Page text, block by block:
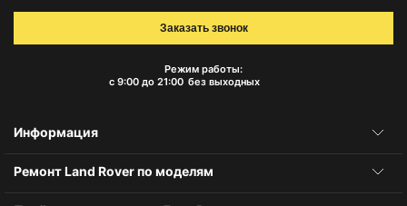
Режим работы:
с 9:00 до 21:00 без выходных
Заказать звонок
Информация
Ремонт Land Rover по моделям